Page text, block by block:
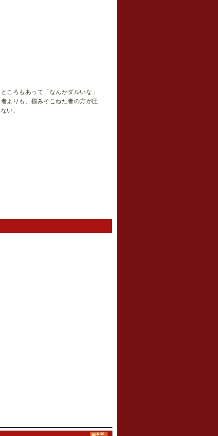
ころもあって「なんかダルいな」
よりも、掴みそこねた者の方が圧
い。